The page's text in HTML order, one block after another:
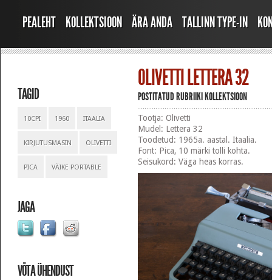
PEALEHT KOLLEKTSIOON ÄRA ANDA TALLINN TYPE-IN
TAGID
10CPI 1960 ITAALIA
KIRJUTUSMASIN OLIVETTI
PICA VÄIKE PORTABLE
JAGA
VÕTA ÜHENDUST
OLIVETTI LETTERA 32
POSTITATUD RUBRIIKIKOLLEKTSIOON
Tootja: Olivetti
Mudel: Lettera 32
Toodetud: 1965a. aastal. Itaalia.
Font: Pica, 10 märki tolli kohta.
Seisukord: Väga heas korras.